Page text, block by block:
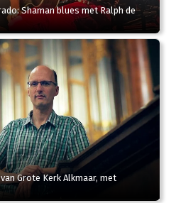
Shaman blues met Ralph de
Grote Kerk Alkmaar, met